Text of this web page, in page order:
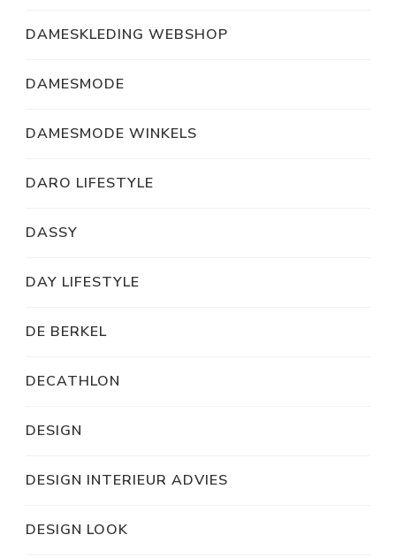
DAMESKLEDING WEBSHOP
DAMESMODE
DAMESMODE WINKELS
DARO LIFESTYLE
DASSY
DAY LIFESTYLE
DE BERKEL
DECATHLON
DESIGN
DESIGN INTERIEUR ADVIES
DESIGN LOOK